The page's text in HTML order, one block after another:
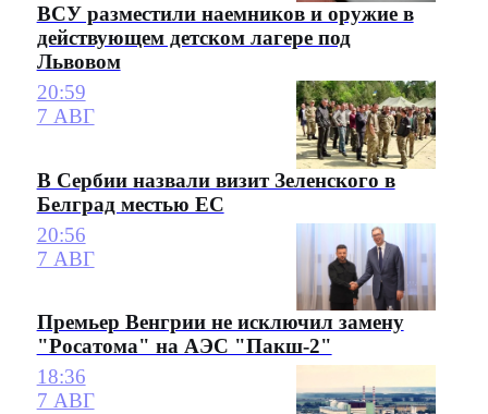
ВСУ разместили наемников и оружие в
действующем детском лагере под
Львовом
20:59
7 АВГ
В Сербии назвали визит Зеленского в
Белград местью ЕС
20:56
7 АВГ
Премьер Венгрии не исключил замену
"Росатома" на АЭС "Пакш-2"
18:36
7 АВГ